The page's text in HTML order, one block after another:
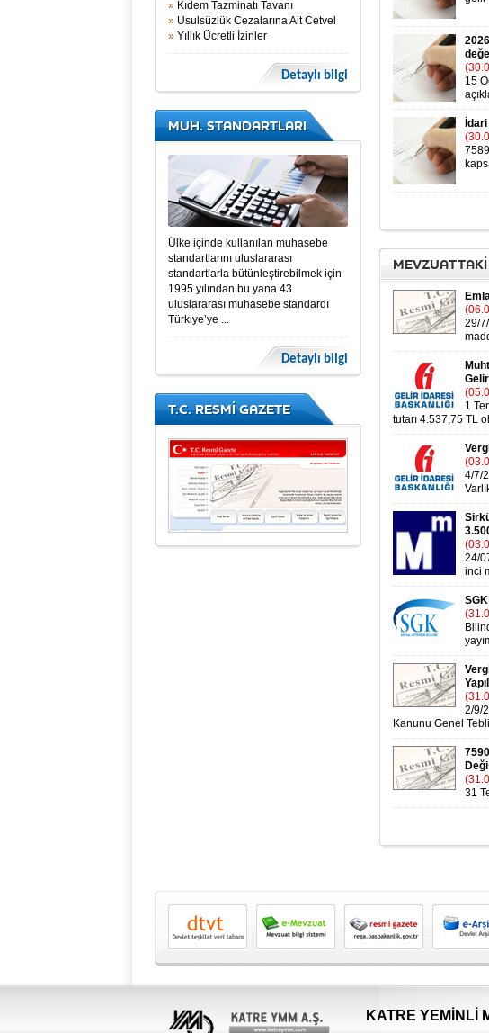
» Kıdem Tazminatı Tavanı
» Usulsüzlük Cezalarına Ait Cetvel
» Yıllık Ücretli İzinler
Detaylı bilgi
MUH. STANDARTLARI
Ülke içinde kullanılan muhasebe
standartlarını uluslararası
standartlarla bütünleştirebilmek için
1995 yılından bu yana 43
uluslararası muhasebe standardı
Türkiye’ye ...
Detaylı bilgi
T.C. RESMİ GAZETE
15
29/
1
tutarı 4.537,75 TL
4/7/
24/
inci
2/9/
Kanunu Genel
31
KATRE YEMİNLİ